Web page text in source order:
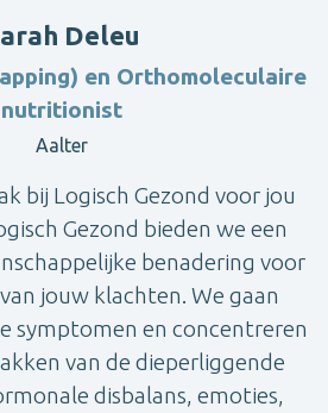
Deleu
en Orthomoleculaire
nutritionist
Aalter
bij Logisch Gezond voor jou
Gezond bieden we een
benadering voor
jouw klachten. We gaan
symptomen en concentreren
van de dieperliggende
disbalans, emoties,